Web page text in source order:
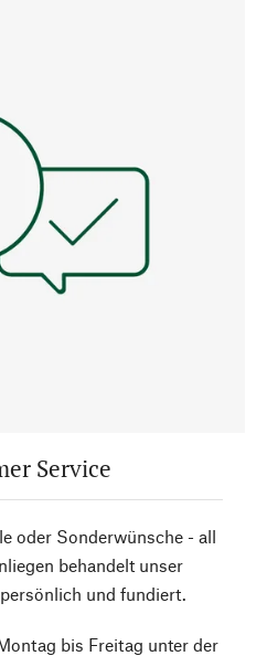
Service
oder Sonderwünsche - all
behandelt unser
und fundiert.
bis Freitag unter der